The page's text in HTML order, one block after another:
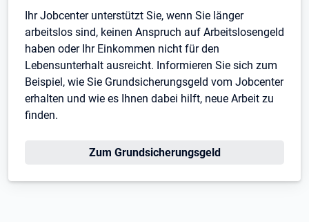
Ihr Jobcenter unterstützt Sie, wenn Sie länger
arbeitslos sind, keinen Anspruch auf Arbeitslosengeld
haben oder Ihr Einkommen nicht für den
Lebensunterhalt ausreicht. Informieren Sie sich zum
Beispiel, wie Sie Grundsicherungsgeld vom Jobcenter
erhalten und wie es Ihnen dabei hilft, neue Arbeit zu
finden.
Zum Grundsicherungsgeld